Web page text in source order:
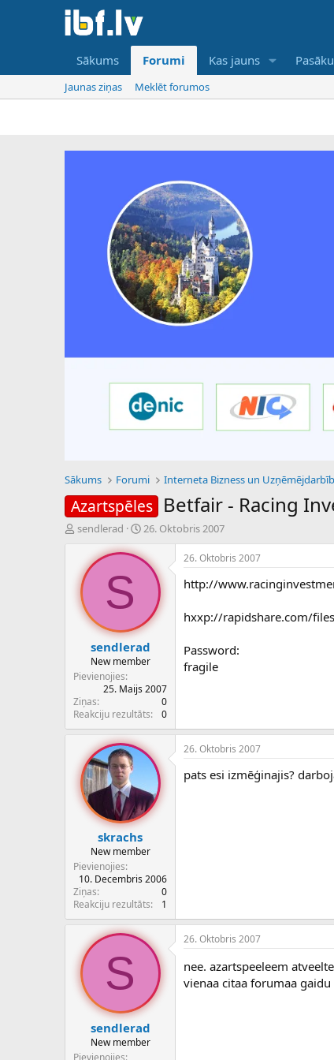
Sākums Forumi Kas jauns
Jaunas ziņas Meklēt forumos
Sākums Forumi Interneta Bizness un
Azartspēles Betfair - Racing
P
e
d
e
z
s
ā
c
ē
sendlerad
S
k
u
a
u
m
s
26. Oktobris 2007
S
sendlerad
New member
Pievienojies
25. Maijs 2007
Ziņas
0
Reakciju rezultāts
0
26. Oktobris 2007
http://
hxxp://rapidshare.com/
Password:
fragile
skrachs
New member
Pievienojies
10. Decembris 2006
Ziņas
0
Reakciju rezultāts
1
26. Oktobris 2007
pats esi izmēģinajis?
S
sendlerad
New member
Pievienojies
26. Oktobris 2007
nee. azartspeeleem
vienaa citaa forumaa